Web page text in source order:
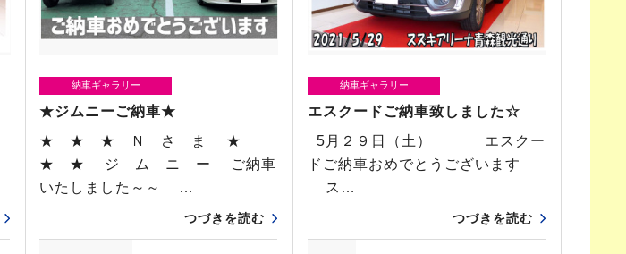
納車ギャラリー
★ジムニーご納車★
★ ★ ★ Ｎ さ ま ★
★ ★ ジ ム ニ ー ご納車
いたしました～～ …
つづきを読む
納車ギャラリー
エスクードご納車致しました☆
5月２９日（土） エスクー
ドご納車おめでとうございます
ス…
つづきを読む